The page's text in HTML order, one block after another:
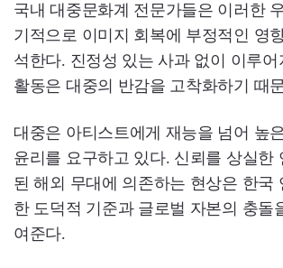
국내 대중문화계 전문가들은 이러한
기적으로 이미지 회복에 부정적인 영
석한다. 진정성 있는 사과 없이 이루
활동은 대중의 반감을 고착화하기 때
대중은 아티스트에게 재능을 넘어 높
윤리를 요구하고 있다. 신뢰를 상실한
된 해외 무대에 의존하는 현상은 한국
한 도덕적 기준과 글로벌 자본의 충돌
여준다.